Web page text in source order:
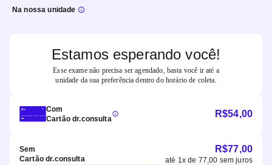
Na nossa unidade
Estamos esperando você!
Esse exame não precisa ser agendado, basta você ir até a
unidade da sua preferência dentro do horário de coleta.
Com
Cartão dr.consulta
R$54,00
Sem
Cartão dr.consulta
R$77,00
até 1x de 77,00 sem juros